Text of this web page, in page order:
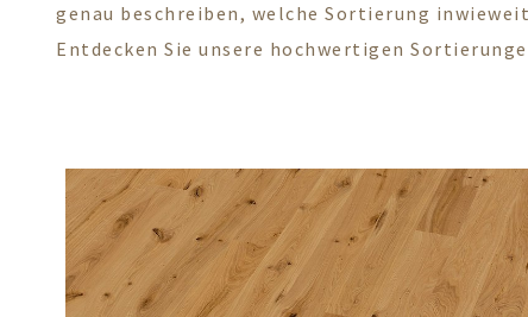
genau beschreiben, welche Sortierung
Entdecken Sie unsere hochwertigen